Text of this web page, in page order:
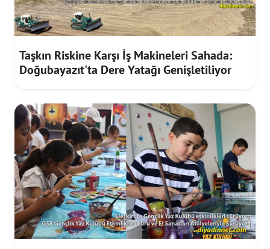
Taşkın Riskine Karşı İş Makineleri Sahada:
Doğubayazıt'ta Dere Yatağı Genişletiliyor